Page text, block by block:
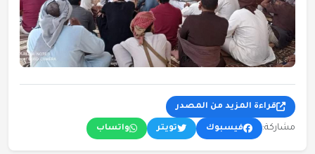
قراءة المزيد من المصدر
مشاركة: فيسبوك تويتر واتساب